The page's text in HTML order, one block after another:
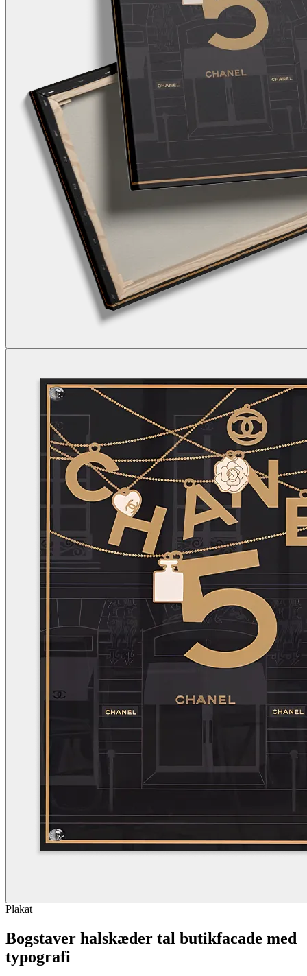
Plakat
Bogstaver halskæder tal butikfacade med
typografi